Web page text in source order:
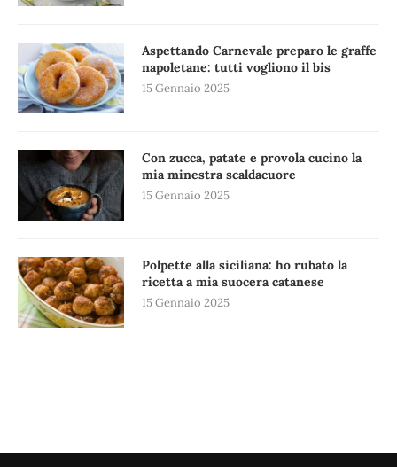
Aspettando Carnevale preparo le graffe
napoletane: tutti vogliono il bis
15 Gennaio 2025
Con zucca, patate e provola cucino la
mia minestra scaldacuore
15 Gennaio 2025
Polpette alla siciliana: ho rubato la
ricetta a mia suocera catanese
15 Gennaio 2025